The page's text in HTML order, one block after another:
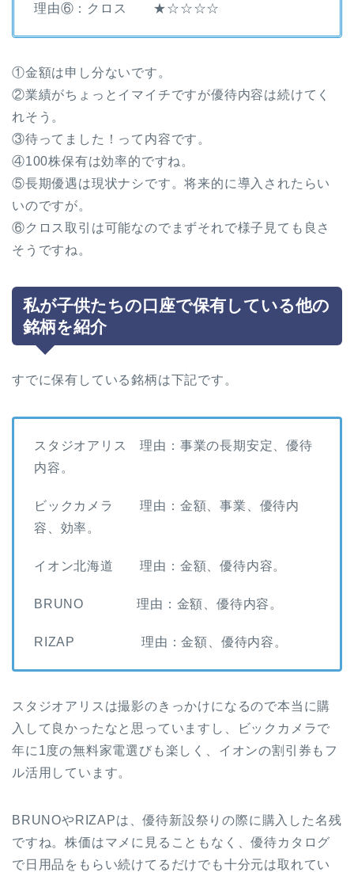
理由⑥：クロス ★☆☆☆☆
①金額は申し分ないです。
②業績がちょっとイマイチですが優待内容は続けてく
れそう。
③待ってました！って内容です。
④100株保有は効率的ですね。
⑤長期優遇は現状ナシです。将来的に導入されたらい
いのですが。
⑥クロス取引は可能なのでまずそれで様子見ても良さ
そうですね。
私が子供たちの口座で保有している他の
銘柄を紹介
すでに保有している銘柄は下記です。
スタジオアリス 理由：事業の長期安定、優待
内容。
ビックカメラ 理由：金額、事業、優待内
容、効率。
イオン北海道 理由：金額、優待内容。
BRUNO 理由：金額、優待内容。
RIZAP 理由：金額、優待内容。
スタジオアリスは撮影のきっかけになるので本当に購
入して良かったなと思っていますし、ビックカメラで
年に1度の無料家電選びも楽しく、イオンの割引券もフ
ル活用しています。
BRUNOやRIZAPは、優待新設祭りの際に購入した名残
ですね。株価はマメに見ることもなく、優待カタログ
で日用品をもらい続けてるだけでも十分元は取れてい